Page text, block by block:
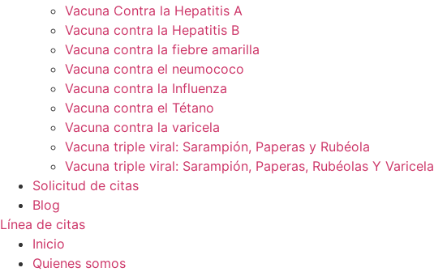
Vacuna Contra la Hepatitis A
Vacuna contra la Hepatitis B
Vacuna contra la fiebre amarilla
Vacuna contra el neumococo
Vacuna contra la Influenza
Vacuna contra el Tétano
Vacuna contra la varicela
Vacuna triple viral: Sarampión, Paperas y Rubéola
Vacuna triple viral: Sarampión, Paperas, Rubéolas Y Varicela
Solicitud de citas
Blog
Línea de citas
Inicio
Quienes somos